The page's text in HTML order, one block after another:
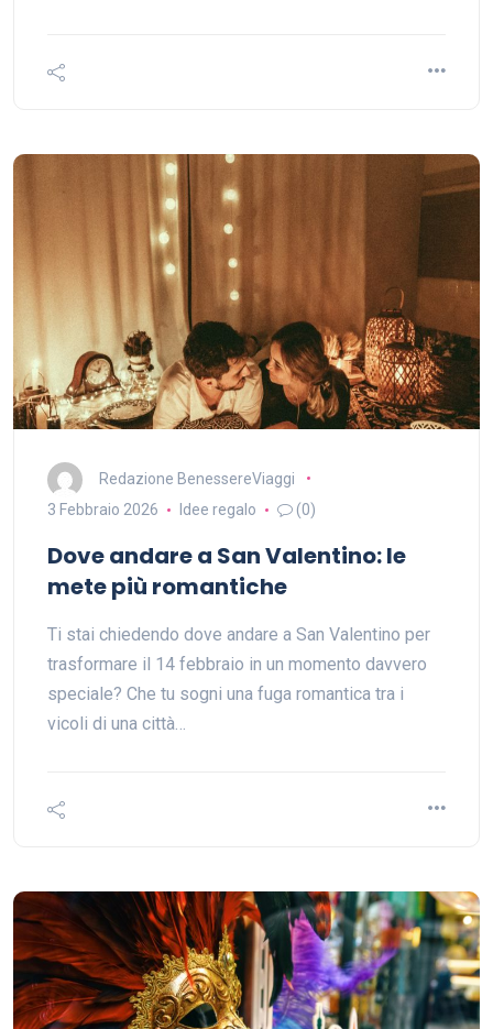
Redazione BenessereViaggi
3 Febbraio 2026
Idee regalo (0)
Dove andare a San Valentino: le
mete più romantiche
Ti stai chiedendo dove andare a San Valentino per
trasformare il 14 febbraio in un momento davvero
speciale? Che tu sogni una fuga romantica tra i
vicoli di una città…